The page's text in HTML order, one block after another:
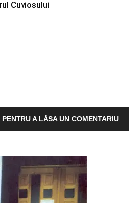
Cuviosului
A LĂSA UN COMENTARIU